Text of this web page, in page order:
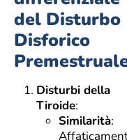
del Disturbo
Disforico
Disturbi della
Tiroide:
Similarità: